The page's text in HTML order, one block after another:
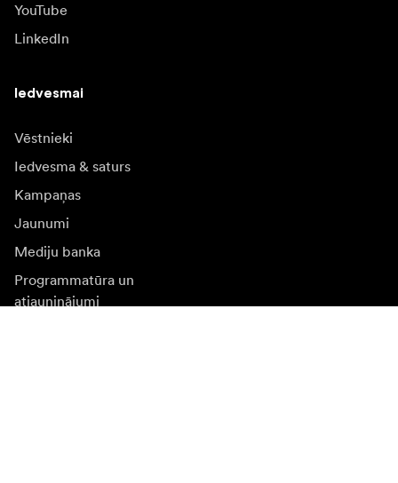
YouTube
LinkedIn
Iedvesmai
Vēstnieki
Iedvesma & saturs
Kampaņas
Jaunumi
Mediju banka
Programmatūra un
atjauninājumi